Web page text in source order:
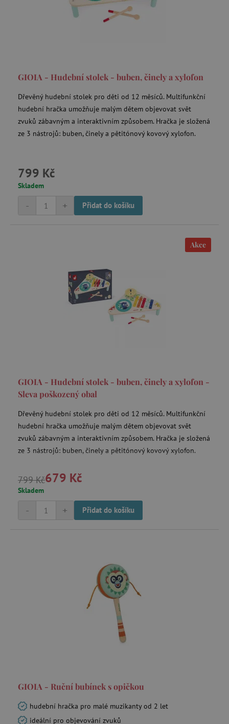
GIOIA - Hudební stolek - buben, činely a xylofon
Dřevěný hudební stolek pro děti od 12 měsíců. Multifunkční
hudební hračka umožňuje malým dětem objevovat svět
zvuků zábavným a interaktivním způsobem. Hračka je složená
ze 3 nástrojů: buben, činely a pětitónový kovový xylofon.
799 Kč
Skladem
+
- Přidat do košíku
Akce
GIOIA - Hudební stolek - buben, činely a xylofon -
Sleva poškozený obal
Dřevěný hudební stolek pro děti od 12 měsíců. Multifunkční
hudební hračka umožňuje malým dětem objevovat svět
zvuků zábavným a interaktivním způsobem. Hračka je složená
ze 3 nástrojů: buben, činely a pětitónový kovový xylofon.
799 Kč679 Kč
Skladem
+
- Přidat do košíku
GIOIA - Ruční bubínek s opičkou
hudební hračka pro malé muzikanty od 2 let
ideální pro objevování zvuků